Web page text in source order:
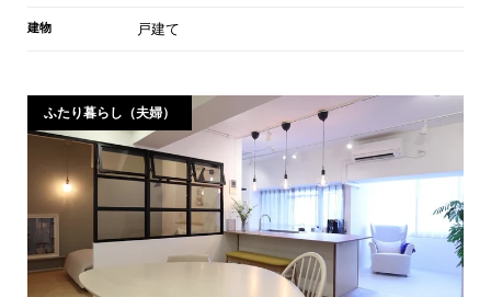
建物 戸建て
ふたり暮らし（夫婦）